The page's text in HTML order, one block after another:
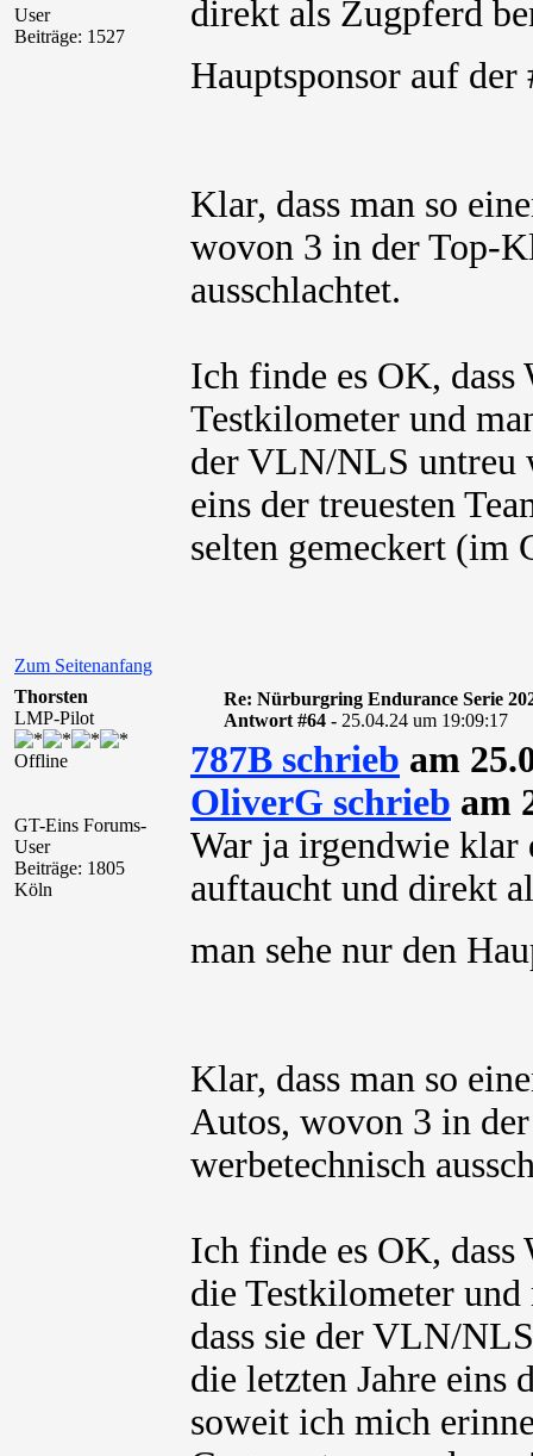
User
Beiträge: 1527
direkt als Zugpferd
Hauptsponsor auf
Klar, dass man so
wovon 3 in der Top-
ausschlachtet.
Ich finde es OK,
Testkilometer und
der VLN/NLS untreu
eins der treuesten
selten gemeckert (im
Zum Seitenanfang
Thorsten
LMP-Pilot
Offline
GT-Eins Forums-
User
Beiträge: 1805
Köln
Re: Nürburgring Endurance Serie
Antwort #64 - 25.04.24 um 19:09:17
787B schrieb am
OliverG schrieb am
War ja irgendwie klar
auftaucht und direkt
man sehe nur den
Klar, dass man so
Autos, wovon 3 in
werbetechnisch
Ich finde es OK,
die Testkilometer
dass sie der VLN/
die letzten Jahre eins
soweit ich mich